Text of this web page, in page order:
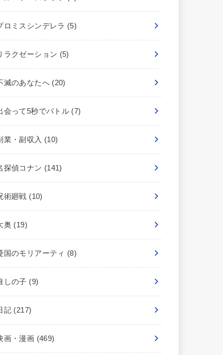
ロミスシンデレラ (5)
ラクゼーション (5)
滅のあなたへ (20)
会って5秒でバトル (7)
業・副収入 (10)
探偵コナン (141)
術廻戦 (10)
奥 (19)
国のモリアーティ (8)
しの子 (9)
記 (217)
画・漫画 (469)